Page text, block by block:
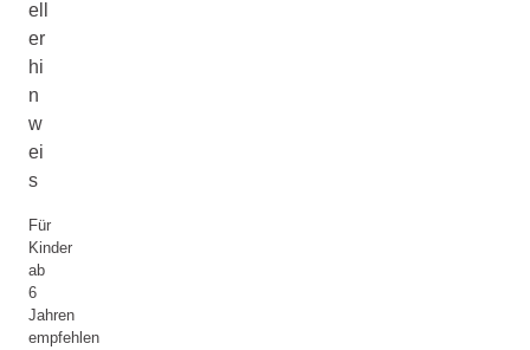
ell
er
hi
n
w
ei
s
Für
Kinder
ab
6
Jahren
empfehlen